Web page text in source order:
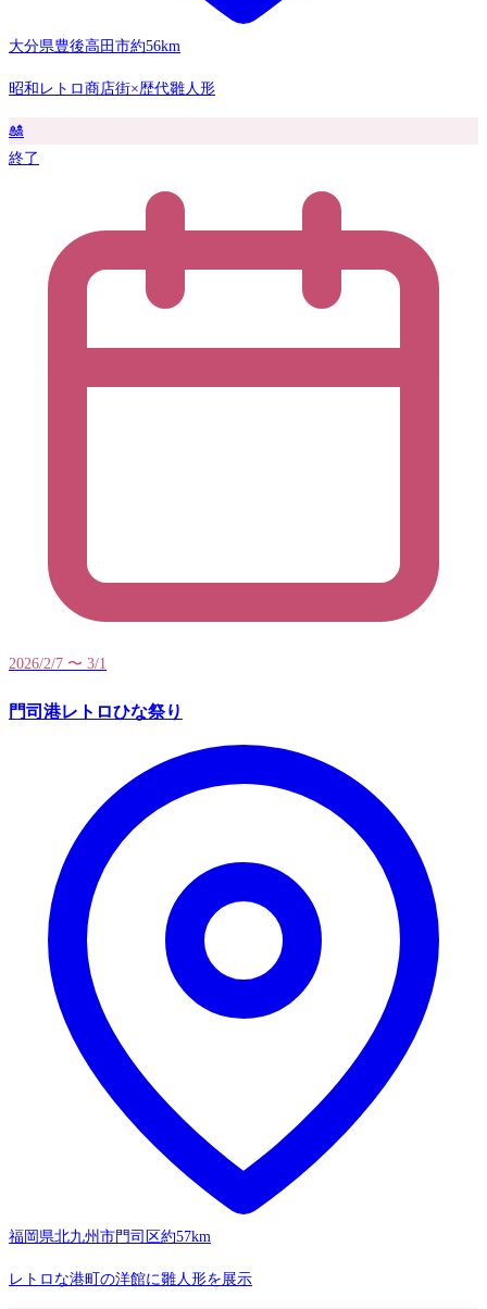
大分県豊後高田市約56km
昭和レトロ商店街×歴代雛人形
🎎
終了
2026/2/7 〜 3/1
門司港レトロひな祭り
福岡県北九州市門司区約57km
レトロな港町の洋館に雛人形を展示